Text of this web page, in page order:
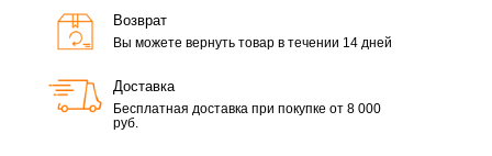
Возврат
Вы можете вернуть товар в течении 14 дней
Доставка
Бесплатная доставка при покупке от 8 000
руб.